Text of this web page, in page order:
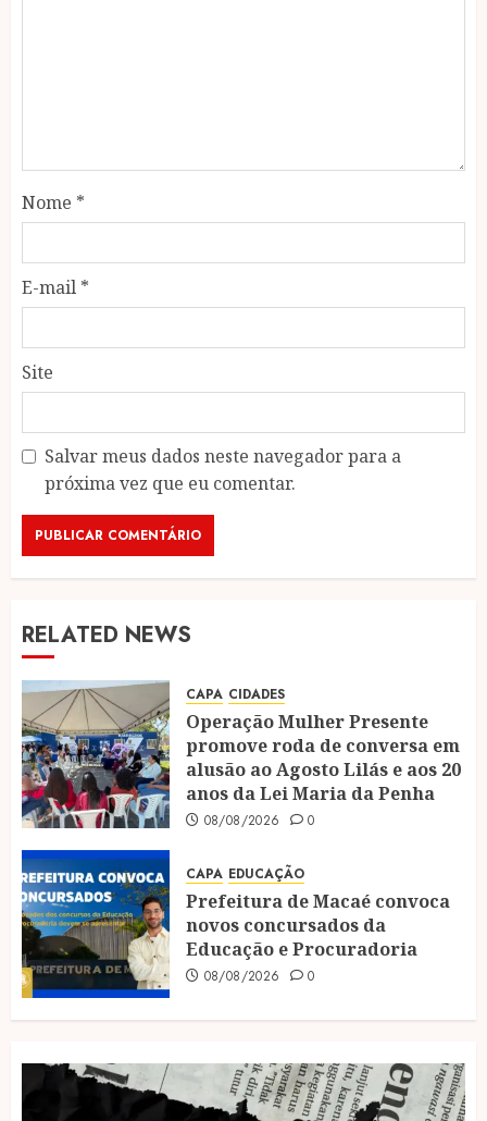
Nome *
E-mail *
Site
Salvar meus dados neste navegador para a
próxima vez que eu comentar.
RELATED NEWS
CAPA CIDADES
Operação Mulher Presente
promove roda de conversa em
alusão ao Agosto Lilás e aos 20
anos da Lei Maria da Penha
08/08/2026 0
CAPA EDUCAÇÃO
Prefeitura de Macaé convoca
novos concursados da
Educação e Procuradoria
08/08/2026 0